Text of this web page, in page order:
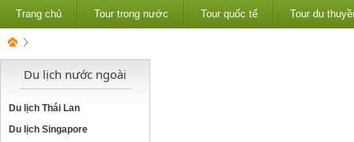
Trang chủ Tour trong nước Tour quốc tế Tour du
Du lịch nước ngoài
Du lịch Thái Lan
Du lịch Singapore